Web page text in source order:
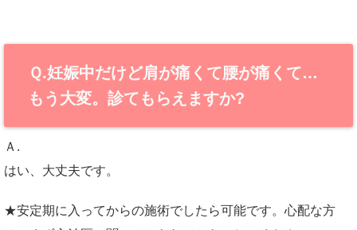
Ｑ.妊娠中だけど肩が痛くて腰が痛くて…
もう大変。診てもらえますか?
Ａ.
はい、大丈夫です。
★安定期に入ってからの施術でしたら可能です。心配な方